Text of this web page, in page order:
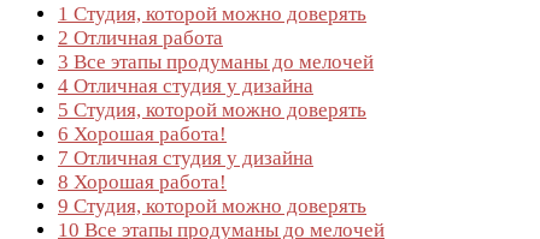
1 Студия, которой можно доверять
2 Отличная работа
3 Все этапы продуманы до мелочей
4 Отличная студия у дизайна
5 Студия, которой можно доверять
6 Хорошая работа!
7 Отличная студия у дизайна
8 Хорошая работа!
9 Студия, которой можно доверять
10 Все этапы продуманы до мелочей